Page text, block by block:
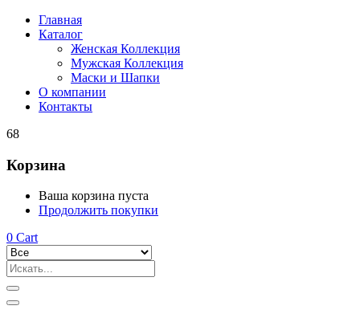
Главная
Каталог
Женская Коллекция
Мужская Коллекция
Маски и Шапки
О компании
Контакты
68
Корзина
Ваша корзина пуста
Продолжить покупки
0 Cart